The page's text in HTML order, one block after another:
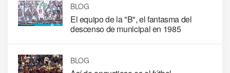
BLOG
El equipo de la "B", el fantasma del
descenso de municipal en 1985
BLOG